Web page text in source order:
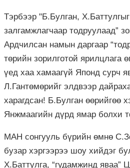
Тэрбээр "Б.Булган,
залгамжлагчаар тодруулаад”
Ардчилсан намын даргаар
төрийн зорилготой ярилцлага
үед хаа хамаагүй Японд сурч
Л.Гантөмөрийг элдвээр
харагдсан! Б.Булган өөрийгөө
Янжмаагийн дүрд ямар болхи
МАН сонгууль бүрийн өмнө
бузар хэргээрээ шоу хийдэг
Х.Баттулга, “гудамжинд яваа”